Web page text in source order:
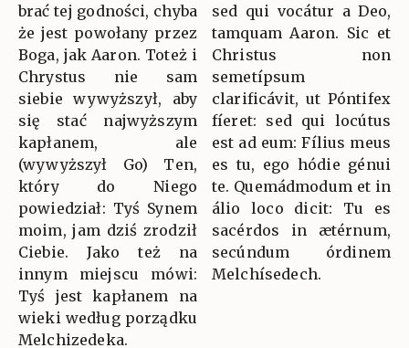
brać tej godności, chyba
że jest powołany przez
Boga, jak Aaron. Toteż i
Chrystus nie sam
siebie wywyższył, aby
się stać najwyższym
kapłanem, ale
(wywyższył Go) Ten,
który do Niego
powiedział: Tyś Synem
moim, jam dziś zrodził
Ciebie. Jako też na
innym miejscu mówi:
Tyś jest kapłanem na
wieki według porządku
Melchizedeka.
sed qui vocátur a Deo,
tamquam Aaron. Sic et
Christus non
semetípsum
clarificávit, ut Póntifex
fíeret: sed qui locútus
est ad eum: Fílius meus
es tu, ego hódie génui
te. Quemádmodum et in
álio loco dicit: Tu es
sacérdos in ætérnum,
secúndum órdinem
Melchísedech.